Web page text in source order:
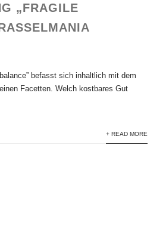
„FRAGILE
befasst sich inhaltlich mit dem
Facetten. Welch kostbares Gut
+ READ MORE